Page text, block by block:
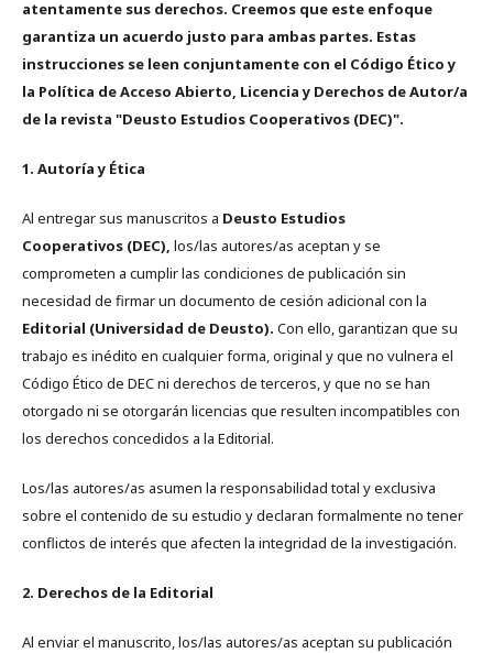
atentamente sus derechos. Creemos que este enfoque
garantiza un acuerdo justo para ambas partes. Estas
instrucciones se leen conjuntamente con el Código Ético y
la Política de Acceso Abierto, Licencia y Derechos de Autor/a
de la revista "Deusto Estudios Cooperativos (DEC)".
1. Autoría y Ética
Al entregar sus manuscritos a Deusto Estudios
Cooperativos (DEC), los/las autores/as aceptan y se
comprometen a cumplir las condiciones de publicación sin
necesidad de firmar un documento de cesión adicional con la
Editorial (Universidad de Deusto). Con ello, garantizan que su
trabajo es inédito en cualquier forma, original y que no vulnera el
Código Ético de DEC ni derechos de terceros, y que no se han
otorgado ni se otorgarán licencias que resulten incompatibles con
los derechos concedidos a la Editorial.
Los/las autores/as asumen la responsabilidad total y exclusiva
sobre el contenido de su estudio y declaran formalmente no tener
conflictos de interés que afecten la integridad de la investigación.
2. Derechos de la Editorial
Al enviar el manuscrito, los/las autores/as aceptan su publicación